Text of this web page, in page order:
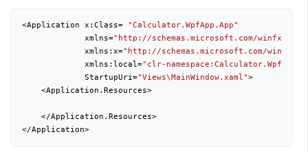
<Application x:Class= "Calculator.WpfApp.App"
             xmlns=
"http://schemas.microsoft.com/winfx/
             xmlns:x=
"http://schemas.microsoft.com/winfx/
             xmlns:local=
"clr-namespace:Calculator.WpfApp"
             StartupUri=
"Views\MainWindow.xaml">
    <Application.Resources>
    </Application.Resources>
</Application>